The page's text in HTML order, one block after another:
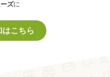
ズに
こちら